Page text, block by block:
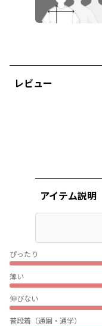
レビュー
ぴったり
薄い
伸びない
普段着（通園・通学）
アイテム説明